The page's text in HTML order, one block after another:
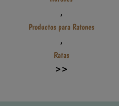
,
Productos para Ratones
,
Ratas
>>